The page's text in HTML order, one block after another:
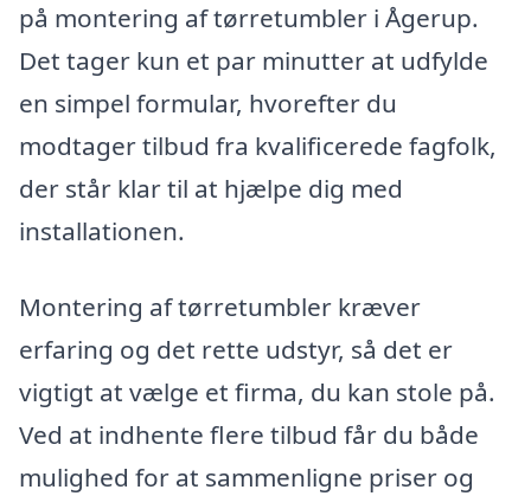
på montering af tørretumbler i Ågerup.
Det tager kun et par minutter at udfylde
en simpel formular, hvorefter du
modtager tilbud fra kvalificerede fagfolk,
der står klar til at hjælpe dig med
installationen.
Montering af tørretumbler kræver
erfaring og det rette udstyr, så det er
vigtigt at vælge et firma, du kan stole på.
Ved at indhente flere tilbud får du både
mulighed for at sammenligne priser og